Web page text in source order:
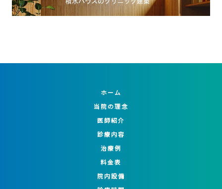
ホーム
当院の理念
医師紹介
診療内容
治療例
料金表
院内設備